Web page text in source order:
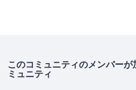
このコミュニティのメンバーが
ミュニティ